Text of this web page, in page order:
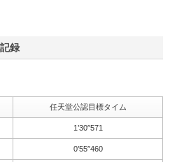
録
任天堂公認目標タイム
1’30″571
0’55″460